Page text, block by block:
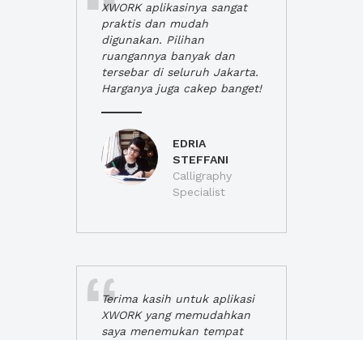
XWORK aplikasinya sangat
praktis dan mudah
digunakan. Pilihan
ruangannya banyak dan
tersebar di seluruh Jakarta.
Harganya juga cakep banget!
EDRIA
STEFFANI
Calligraphy
Specialist
Terima kasih untuk aplikasi
XWORK yang memudahkan
saya menemukan tempat